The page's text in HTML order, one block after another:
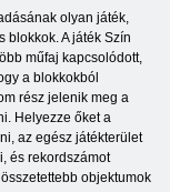
olyan játék,
blokkok. A játék Szín
műfaj kapcsolódott,
a blokkokból
rész jelenik meg a
Helyezze őket a
az egész játékterület
és rekordszámot
objektumok